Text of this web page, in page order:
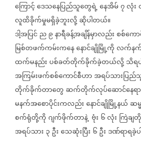
ကြောင့်ဒေသနေပြည်သူတွေရဲ့နေအိမ်၇လုံး
လူထိခိုက်မှုမရှိခဲ့ဘူးလို့ဆိုပါတယ်။
ဒါ့အပြင်ည၉နာရီခန့်အချိန်မှာလည်းစစ်ကေ
မြစ်တဖက်ကမ်းကနေနောင်ချိုမြို့ကိုလက်နက်
ထက်မနည်းပစ်ခတ်တိုက်ခိုက်ခဲ့တယ်လို့သိရ
အကြမ်းဖက်စစ်ကောင်စီဟာအရပ်သားပြ
တိုက်ခိုက်တာတွေဆက်တိုက်လုပ်ဆောင်နေရာ
မနက်အစောပိုင်းကလည်းနောင်ချိုမြို့နယ်ဆ
စက်ရုံတို့ကိုဂျက်ဖိုက်တာနဲ့ ဗုံး ၆လုံး ကြဲခ
အရပ်သား ၃ဦးသေဆုံးပြီး ၆ဦးဒဏ်ရာရခဲ့